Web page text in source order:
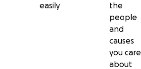
easily
the
people
and
causes
you care
about